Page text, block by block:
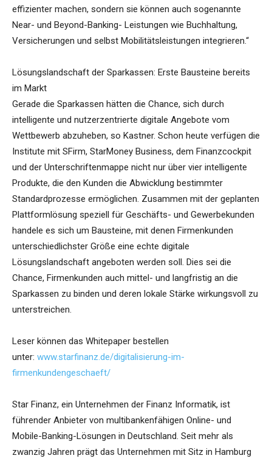
effizienter machen, sondern sie können auch sogenannte
Near- und Beyond-Banking- Leistungen wie Buchhaltung,
Versicherungen und selbst Mobilitätsleistungen integrieren.“
Lösungslandschaft der Sparkassen: Erste Bausteine bereits
im Markt
Gerade die Sparkassen hätten die Chance, sich durch
intelligente und nutzerzentrierte digitale Angebote vom
Wettbewerb abzuheben, so Kastner. Schon heute verfügen die
Institute mit SFirm, StarMoney Business, dem Finanzcockpit
und der Unterschriftenmappe nicht nur über vier intelligente
Produkte, die den Kunden die Abwicklung bestimmter
Standardprozesse ermöglichen. Zusammen mit der geplanten
Plattformlösung speziell für Geschäfts- und Gewerbekunden
handele es sich um Bausteine, mit denen Firmenkunden
unterschiedlichster Größe eine echte digitale
Lösungslandschaft angeboten werden soll. Dies sei die
Chance, Firmenkunden auch mittel- und langfristig an die
Sparkassen zu binden und deren lokale Stärke wirkungsvoll zu
unterstreichen.
Leser können das Whitepaper bestellen
unter: www.starfinanz.de/digitalisierung-im-
firmenkundengeschaeft/
Star Finanz, ein Unternehmen der Finanz Informatik, ist
führender Anbieter von multibankenfähigen Online- und
Mobile-Banking-Lösungen in Deutschland. Seit mehr als
zwanzig Jahren prägt das Unternehmen mit Sitz in Hamburg